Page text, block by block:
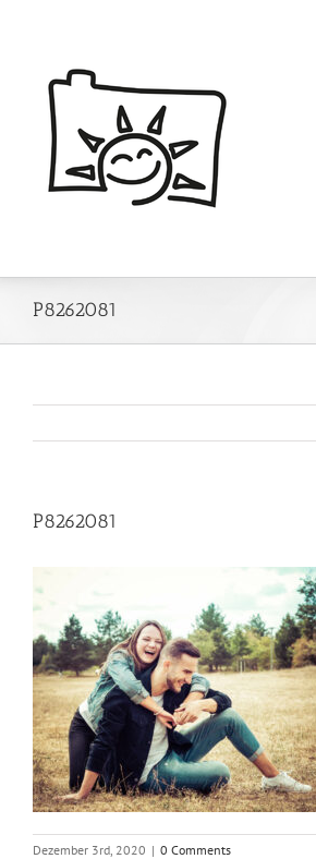
P8262081
P8262081
Dezember 3rd, 2020 | 0 Comments